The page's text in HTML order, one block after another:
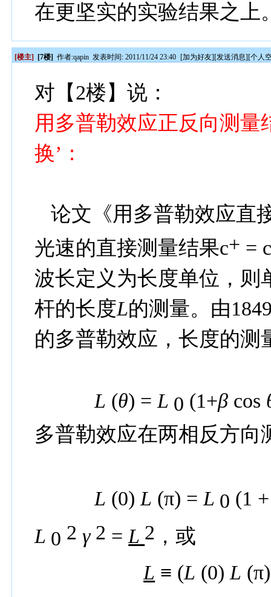
在更坚实的实验
[楼主] [7楼] 作者:qapin 发表时间: 2011/11/24 23:40 [加为好友][发送消息][个人
对【2楼】说：
用多普勒效应正反向测量
换’：
论文《用多普勒效应直
光速的直接测量结果c+ =
波长定义为长度单位，则
杆的长度L的测量。由
的多普勒效应，长度的测
L (θ) = L 0 (1+β cos
多普勒效应在两相反方向
L (0) L (π) = L 0 (1
L 0 2γ 2 = L 2 ，或
L ≡ (L (0)L